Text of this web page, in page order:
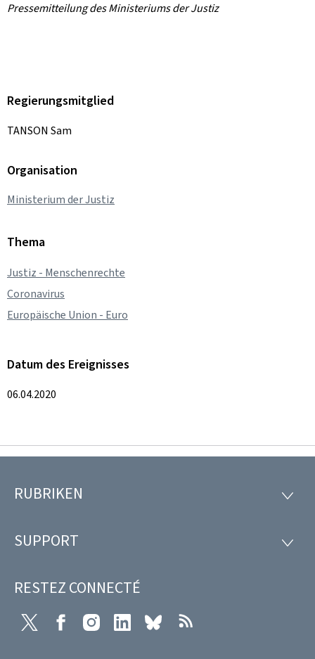
Pressemitteilung des Ministeriums der Justiz
Regierungsmitglied
TANSON Sam
Organisation
Ministerium der Justiz
Thema
Justiz - Menschenrechte
Coronavirus
Europäische Union - Euro
Datum des Ereignisses
06.04.2020
Footer
RUBRIKEN
SUPPORT
RESTEZ CONNECTÉ
FacebookInstagramLinkedIn Bluesky